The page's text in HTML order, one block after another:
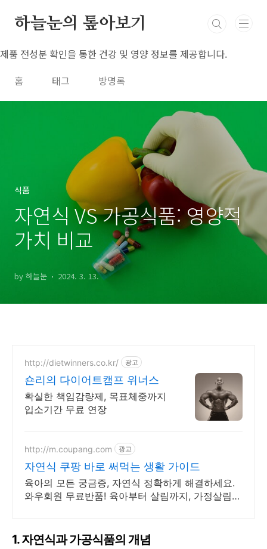
하늘눈의 톺아보기
제품 전성분 확인을 통한 건강 및 영양 정보를 제공합니다.
홈
태그 방명록
식품
자연식 VS 가공식품: 영양적
가치 비교
by 하늘눈 2024. 3. 13.
http://dietwinners.co.kr/ 광고
숀리의 다이어트캠프 위너스
확실한 책임감량제, 목표체중까지
입소기간 무료 연장
http://m.coupang.com 광고
자연식 쿠팡 바로 써먹는 생활 가이드
육아의 모든 궁금증, 자연식 정확하게 해결하세요.
와우회원 무료반품! 육아부터 살림까지, 가정살림도
1. 자연식과 가공식품의 개념